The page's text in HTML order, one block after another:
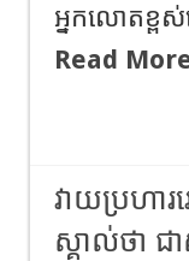
អ្នកលោតខ្ព
Read
វាយប្រហា
ស្គាល់ថា ជ